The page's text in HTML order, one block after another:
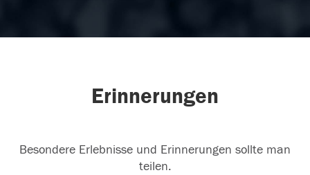
Erinnerungen
Besondere Erlebnisse und Erinnerungen sollte man
teilen.